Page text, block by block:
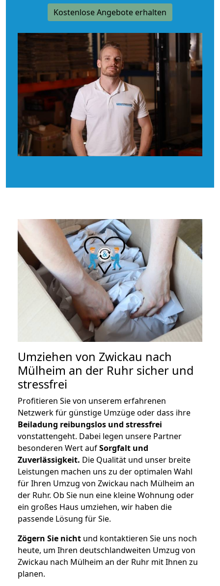
Kostenlose Angebote erhalten
Umziehen von Zwickau nach
Mülheim an der Ruhr sicher und
stressfrei
Profitieren Sie von unserem erfahrenen
Netzwerk für günstige Umzüge oder dass ihre
Beiladung reibungslos und stressfrei
vonstattengeht. Dabei legen unsere Partner
besonderen Wert aufSorgfalt und
Zuverlässigkeit. Die Qualität und unser breite
Leistungen machen uns zu der optimalen Wahl
für Ihren Umzug von Zwickau nach Mülheim an
der Ruhr. Ob Sie nun eine kleine Wohnung oder
ein großes Haus umziehen, wir haben die
passende Lösung für Sie.
Zögern Sie nicht und kontaktieren Sie uns noch
heute, um Ihren deutschlandweiten Umzug von
Zwickau nach Mülheim an der Ruhr mit Ihnen zu
planen.